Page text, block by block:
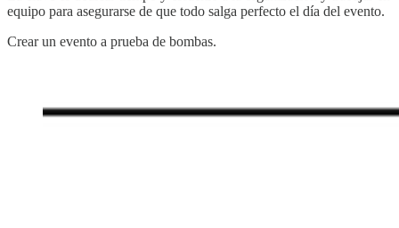
equipo para asegurarse de que todo salga perfecto el día del evento.
Crear un evento a prueba de bombas.